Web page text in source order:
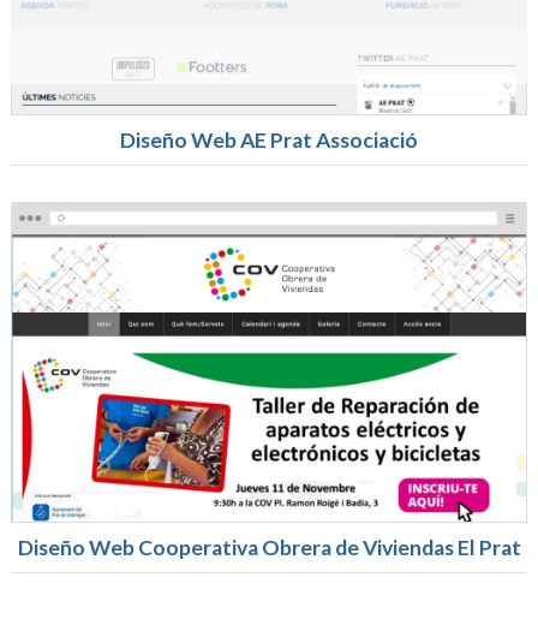
Diseño Web AE Prat Associació
Diseño Web Cooperativa Obrera de Viviendas El Prat